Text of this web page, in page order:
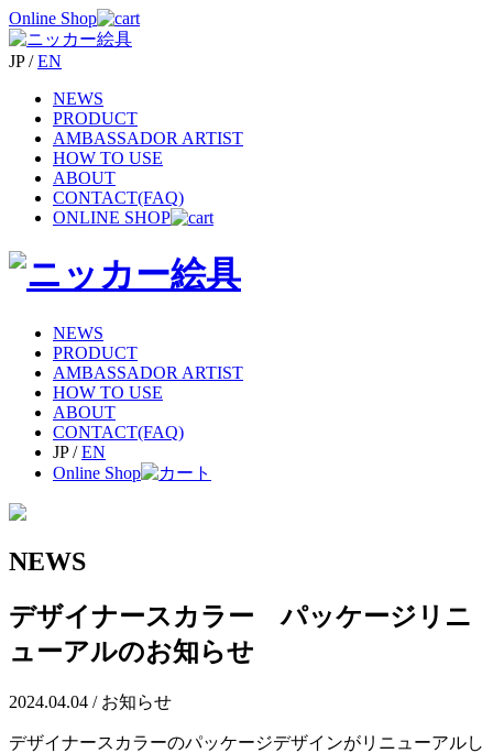
Online Shop
JP/EN
NEWS
PRODUCT
AMBASSADOR ARTIST
HOW TO USE
ABOUT
CONTACT(FAQ)
ONLINE SHOP
NEWS
PRODUCT
AMBASSADOR ARTIST
HOW TO USE
ABOUT
CONTACT(FAQ)
JP/EN
Online Shop
NEWS
デザイナースカラー パッケージリニ
ューアルのお知らせ
2024.04.04 / お知らせ
デザイナースカラーのパッケージデザインがリニューアルし